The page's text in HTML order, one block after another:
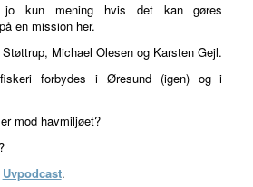
kun mening hvis det kan gøres
en mission her.
Michael Olesen og Karsten Gejl.
forbydes i Øresund (igen) og i
mod havmiljøet?
Uvpodcast.